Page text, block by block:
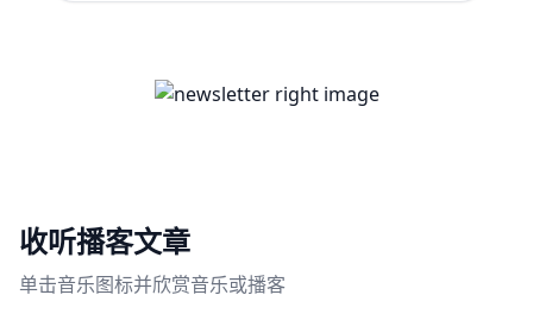
收听播客文章
单击音乐图标并欣赏音乐或播客